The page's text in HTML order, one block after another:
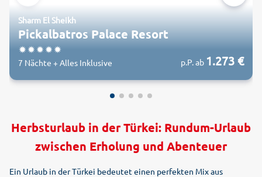
Sharm El Sheikh
Pickalbatros Palace Resort
7 Nächte + Alles Inklusive p.P. ab 1.273 €
Herbsturlaub in der Türkei: Rundum-Urlaub
zwischen Erholung und Abenteuer
Ein Urlaub in der Türkei bedeutet einen perfekten Mix aus